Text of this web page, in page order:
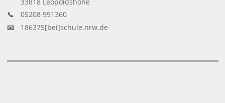
33818 Leopoldshöhe
📞
05208 991360
📧
186375[bei]schule.nrw.de